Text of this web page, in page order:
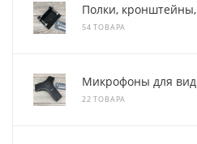
Полки,
54 ТОВАРА
Микрофоны для
22 ТОВАРА